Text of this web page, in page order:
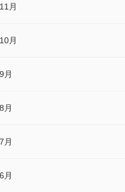
月
月
月
月
月
月